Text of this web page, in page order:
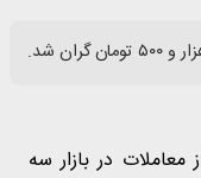
شد.
10 تیر با آغاز معاملات در بازار سه